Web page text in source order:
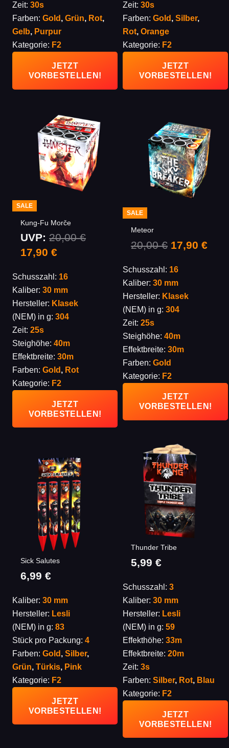
Zeit: 30s
Farben: Gold , Grün, Rot,
Gelb, Purpur
Kategorie: F2
JETZT
VORBESTELLEN!
Zeit: 30s
Farben: Gold , Silber,
Rot, Orange
Kategorie: F2
JETZT
VORBESTELLEN!
SALE
Kung-Fu Morče
UVP: 20,00€
Ursprünglicher
war:
20,00 €
17,90 €Aktueller
ist:
17,90 €.
Schusszahl: 16
Kaliber: 30 mm
Hersteller: Klasek
(NEM) in g: 304
Zeit: 25s
Steighöhe: 40m
Effektbreite: 30m
Farben: Gold , Rot
Kategorie: F2
JETZT
VORBESTELLEN!
SALE
Meteor
20,00€
war:
20,00 €
17,90 €
Schusszahl: 16
Kaliber: 30 mm
Hersteller: Klasek
(NEM) in g: 304
Zeit: 25s
Steighöhe: 40m
Effektbreite: 30m
Farben: Gold
Kategorie: F2
JETZT
VORBESTELLEN!
Sick Salutes
6,99 €
Kaliber: 30 mm
Hersteller: Lesli
(NEM) in g: 83
Stück pro Packung: 4
Farben: Gold , Silber,
Grün, Türkis, Pink
Kategorie: F2
JETZT
VORBESTELLEN!
Thunder Tribe
5,99 €
Schusszahl: 3
Kaliber: 30 mm
Hersteller: Lesli
(NEM) in g: 59
Effekthöhe: 33m
Effektbreite: 20m
Zeit: 3s
Farben: Silber, Rot, Blau
Kategorie: F2
JETZT
VORBESTELLEN!